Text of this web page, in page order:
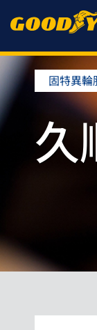
固特異輪
久